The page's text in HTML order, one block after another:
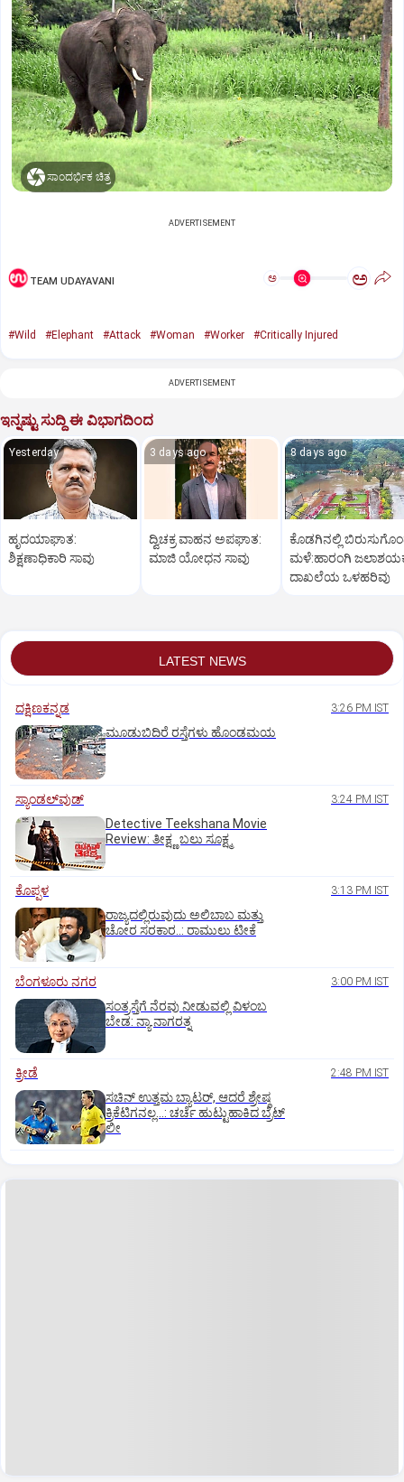
ಸಾಂದರ್ಭಿಕ ಚಿತ್ರ
ADVERTISEMENT
TEAM UDAYAVANI ಅ ಅ
#Wild #Elephant #Attack #Woman #Worker #Critically Injured
ADVERTISEMENT
ಇನ್ನಷ್ಟು ಸುದ್ದಿ ಈ ವಿಭಾಗದಿಂದ
Yesterday
ಹೃದಯಾಘಾತ:
ಶಿಕ್ಷಣಾಧಿಕಾರಿ ಸಾವು
3 days ago
ದ್ವಿಚಕ್ರ ವಾಹನ ಅಪಘಾತ:
ಮಾಜಿ ಯೋಧನ ಸಾವು
8 days ago
ಕೊಡಗಿನಲ್ಲಿ
ಮಳೆ:ಹಾರಂಗಿ
ದಾಖಲೆಯ ಒಳಹರಿವು
LATEST NEWS
ದಕ್ಷಿಣಕನ್ನಡ 3:26 PM IST
ಮೂಡುಬಿದಿರೆ ರಸ್ತೆಗಳು ಹೊಂಡಮಯ
ಸ್ಯಾಂಡಲ್‌ವುಡ್‌ 3:24 PM IST
Detective Teekshana Movie
Review: ತೀಕ್ಷ್ಣ ಬಲು ಸೂಕ್ಷ್ಮ
ಕೊಪ್ಪಳ 3:13 PM IST
ರಾಜ್ಯದಲ್ಲಿರುವುದು ಅಲಿಬಾಬ ಮತ್ತು
ಚೋರ ಸರಕಾರ..: ರಾಮುಲು ಟೀಕೆ
ಬೆಂಗಳೂರು ನಗರ 3:00 PM IST
ಸಂತ್ರಸ್ತೆಗೆ ನೆರವು ನೀಡುವಲ್ಲಿ ವಿಳಂಬ
ಬೇಡ: ನ್ಯಾ.ನಾಗರತ್ನ
ಕ್ರೀಡೆ 2:48 PM IST
ಸಚಿನ್‌ ಉತ್ತಮ ಬ್ಯಾಟರ್‌, ಆದರೆ ಶ್ರೇಷ್ಠ
ಕ್ರಿಕೆಟಿಗನಲ್ಲ…: ಚರ್ಚೆ ಹುಟ್ಟುಹಾಕಿದ ಬ್ರೆಟ್‌
ಲೀ